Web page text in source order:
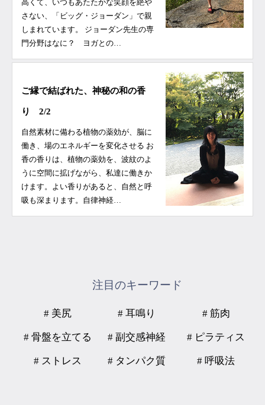
高くて、いつもあたたかな笑顔を絶や
さない、「ビッグ・ジョーダン」で親
しまれています。 ジョーダン先生の専
門分野はなに？ ヨガとの…
ご縁で結ばれた、神秘の和の香
り 2/2
自然素材に備わる植物の薬効が、脳に
働き、場のエネルギーを変化させる お
香の香りは、植物の薬効を、波紋のよ
うに空間に拡げながら、私達に働きか
けます。よい香りがあると、自然と呼
吸も深まります。自律神経…
注目のキーワード
# 美尻 # 耳鳴り # 筋肉
# 骨盤を立てる # 副交感神経 # ピラティス
# ストレス # タンパク質 # 呼吸法